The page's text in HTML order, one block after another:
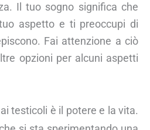
Il tuo sogno significa che
aspetto e ti preoccupi di
Fai attenzione a ciò
opzioni per alcuni aspetti
testicoli è il potere e la vita.